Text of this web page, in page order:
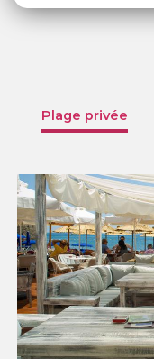
Plage privée